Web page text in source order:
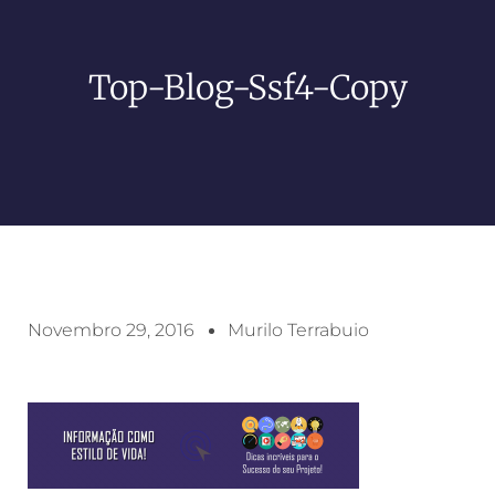
Top-Blog-Ssf4-Copy
Novembro 29, 2016 Murilo Terrabuio